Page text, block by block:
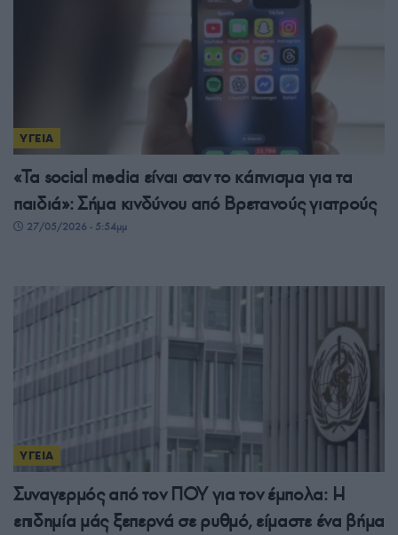
ΥΓΕΙΑ
«Τα social media είναι σαν το κάπνισμα για τα
παιδιά»: Σήμα κινδύνου από Βρετανούς γιατρούς
27/05/2026 - 5:54μμ
ΥΓΕΙΑ
Συναγερμός από τον ΠΟΥ για τον έμπολα: Η
επιδημία μάς ξεπερνά σε ρυθμό, είμαστε ένα βήμα